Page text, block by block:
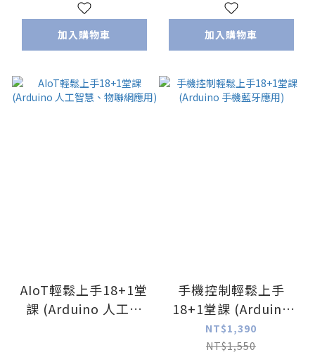
加入購物車 加入購物車
AIoT輕鬆上手18+1堂
課 (Arduino 人工智
手機控制輕鬆上手
18+1堂課 (Arduino
手機藍牙應用)
NT$1,390
NT$1,550